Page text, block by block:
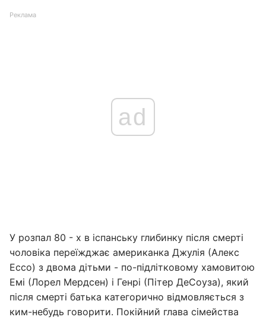
Реклама
ad
У розпал 80 - х в іспанську глибинку після смерті
чоловіка переїжджає американка Джулія (Алекс
Ессо) з двома дітьми - по-підлітковому хамовитою
Емі (Лорел Мердсен) і Генрі (Пітер ДеСоуза), який
після смерті батька категорично відмовляється з
ким-небудь говорити. Покійний глава сімейства